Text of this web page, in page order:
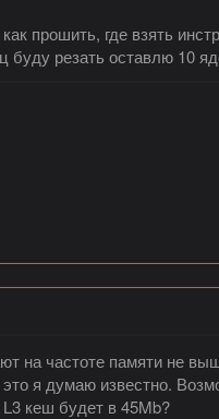
прошить, где взять
буду резать оставлю 10
на частоте памяти не
я думаю известно.
кеш будет в 45Mb?